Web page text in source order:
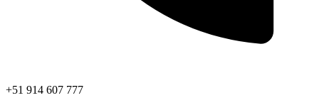
+51 914 607 777